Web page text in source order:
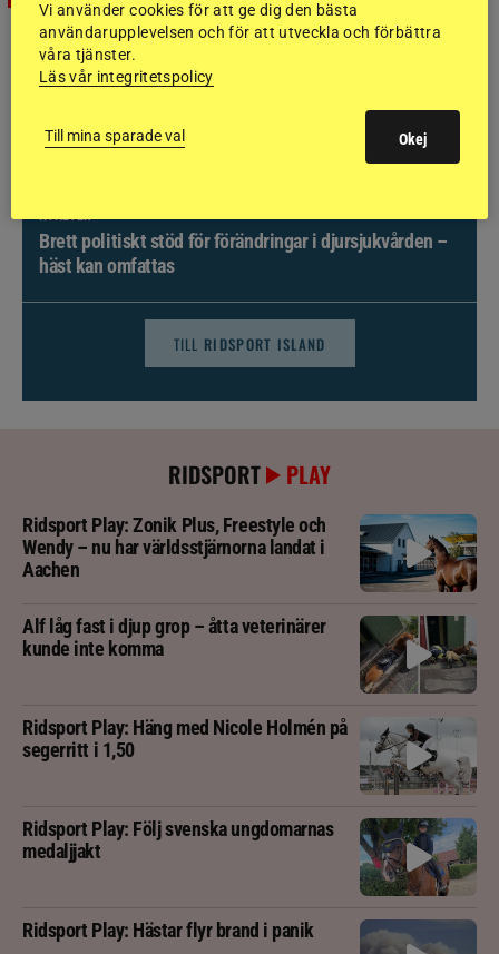
Brett politiskt stöd för förändringar i djursjukvården –
häst kan omfattas
TILL RIDSPORT ISLAND
RIDSPORT PLAY
Ridsport Play: Zonik Plus, Freestyle och
Wendy – nu har världsstjärnorna landat i
Aachen
Alf låg fast i djup grop – åtta veterinärer
kunde inte komma
Ridsport Play: Häng med Nicole Holmén på
segerritt i 1,50
Ridsport Play: Följ svenska ungdomarnas
medaljjakt
Ridsport Play: Hästar flyr brand i panik
Vi använder cookies för att ge dig den bästa
användarupplevelsen och för att utveckla och förbättra
våra tjänster.
Läs vår integritetspolicy
Till mina sparade val Okej